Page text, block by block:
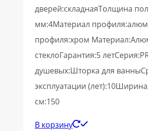
дверей:складнаяТолщина
мм:4Материал
профиля:хром
стеклоГарантия:5
душевых:Шторка для
эксплуатации
см:150
В корзину